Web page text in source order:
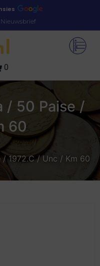
Nieuwsbrief
0
/ 50 Paise /
60
1972.C / Unc / Km 60